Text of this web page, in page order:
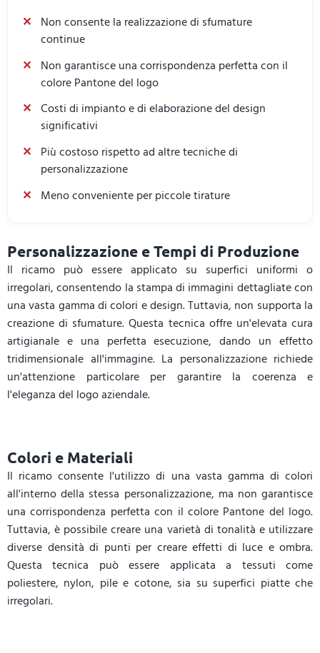
Non consente la realizzazione di sfumature
continue
Non garantisce una corrispondenza perfetta con il
colore Pantone del logo
Costi di impianto e di elaborazione del design
significativi
Più costoso rispetto ad altre tecniche di
personalizzazione
Meno conveniente per piccole tirature
Personalizzazione e Tempi di Produzione
Il ricamo può essere applicato su superfici uniformi o
irregolari, consentendo la stampa di immagini dettagliate con
una vasta gamma di colori e design. Tuttavia, non supporta la
creazione di sfumature. Questa tecnica offre un'elevata cura
artigianale e una perfetta esecuzione, dando un effetto
tridimensionale all'immagine. La personalizzazione richiede
un'attenzione particolare per garantire la coerenza e
l'eleganza del logo aziendale.
Colori e Materiali
Il ricamo consente l'utilizzo di una vasta gamma di colori
all'interno della stessa personalizzazione, ma non garantisce
una corrispondenza perfetta con il colore Pantone del logo.
Tuttavia, è possibile creare una varietà di tonalità e utilizzare
diverse densità di punti per creare effetti di luce e ombra.
Questa tecnica può essere applicata a tessuti come
poliestere, nylon, pile e cotone, sia su superfici piatte che
irregolari.